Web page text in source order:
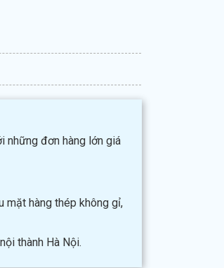
những đơn hàng lớn giá
mặt hàng thép không gỉ,
thành Hà Nội.